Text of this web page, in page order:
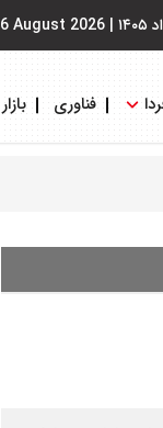
|
6 August 2026
فناوری بازار